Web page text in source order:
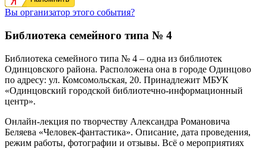
Вы организатор этого события?
Библиотека семейного типа № 4
Библиотека семейного типа № 4 – одна из библиотек
Одинцовского района. Расположена она в городе Одинцово
по адресу: ул. Комсомольская, 20. Принадлежит МБУК
«Одинцовский городской библиотечно-информационный
центр».
Онлайн-лекция по творчеству Александра Романовича
Беляева «Человек-фантастика». Описание, дата проведения,
режим работы, фотографии и отзывы. Всё о мероприятиях